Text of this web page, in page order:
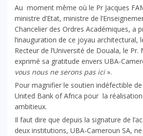
Au moment même où le Pr Jacques
ministre d’Etat, ministre de
Chancelier des Ordres Académiques, a
l’inauguration de ce joyau architectural,
Recteur de l’Université de Douala, le
exprimé sa gratitude envers UBA-
vous nous ne serons pas ici».
Pour magnifier le soutien indéfectible
United Bank of Africa pour la
ambitieux.
Il faut dire que depuis la signature de
deux institutions, UBA-Cameroun SA,